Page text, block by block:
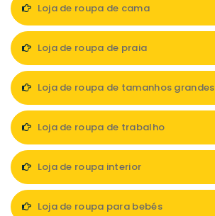
Loja de roupa de cama
Loja de roupa de praia
Loja de roupa de tamanhos grandes
Loja de roupa de trabalho
Loja de roupa interior
Loja de roupa para bebés